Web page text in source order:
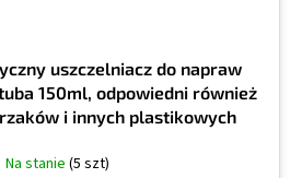
uszczelniacz do napraw
150ml, odpowiedni również
i innych plastikowych
Na stanie (5 szt)